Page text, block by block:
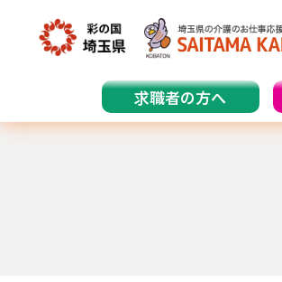
求職者の方へ